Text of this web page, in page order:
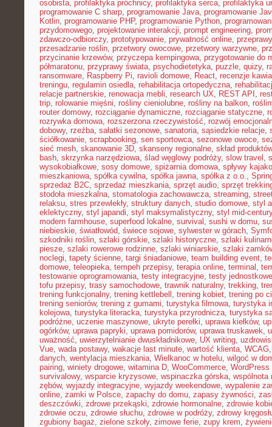
osobista, profilaktyka próchnicy, profilaktyka serca, profilaktyka
programowanie C sharp, programowanie Java, programowanie
Kotlin, programowanie PHP, programowanie Python,
przydomowego, projektowanie interakcji, prompt engineering,
zdawczo-odbiorczy, prototypowanie, prywatność online,
przesadzanie roślin, przetwory owocowe, przetwory warzywne,
przycinanie krzewów, przyczepa kempingowa, przygotowanie do
półmaratonu, przyprawy świata, psychodietetyka, puzzle, quizy,
ransomware, Raspberry Pi, ravioli domowe, React, recenzje
treningu, regulamin osiedla, rehabilitacja ortopedyczna,
relacje partnerskie, renowacja mebli, research UX, REST API ,
trip, rolowanie mięśni, rośliny cieniolubne, rośliny na balkon,
router domowy, rozciąganie dynamiczne, rozciąganie statyczne,
rozrywka domowa, rozszerzona rzeczywistość, rozwój
dobowy, rzeźba, sałatki sezonowe, sanatoria, sąsiedzkie relacje,
ściółkowanie, scrapbooking, sen sportowca, sezonowe owoce,
sieć mesh, skanowanie 3D, skanseny regionalne, skład produktów
bash, skrzynka narzędziowa, ślad węglowy podróży, slow travel ,
wysokobiałkowe, sosy domowe, spiżarnia domowa, spływy
mieszkaniowa, spółka cywilna, spółka jawna, spółka z o.o.,
sprzedaż B2C, sprzedaż mieszkania, sprzęt audio, sprzęt
stodoła mieszkalna, stomatologia zachowawcza, streaming,
relaksu, stres przewlekły, struktury danych, studio domowe, styl
eklektyczny, styl japandi, styl maksymalistyczny, styl mid-century
modern farmhouse, superfood lokalne, survival , sushi w domu,
niebieskie, światłowód, świece sojowe, sylwester w górach,
szkodniki roślin, szlaki górskie, szlaki historyczne, szlaki
piesze, szlaki rowerowe rodzinne, szlaki winiarskie, szlaki
noclegi, tapety ścienne, targi śniadaniowe, team building event,
domowe, teleopieka, tempeh przepisy, terapia online, terminal ,
testowanie oprogramowania, testy integracyjne, testy jednostkowe
tofu przepisy, trasy samochodowe, trawnik naturalny, trekking,
trening funkcjonalny, trening kettlebell , trening kobiet, trening po
trening seniorów, trening z gumami, turystyka filmowa, turystyka
kolejowa, turystyka literacka, turystyka przyrodnicza, turystyka
podróżne, uczenie maszynowe, ukryte perełki, uprawa kiełków,
ogórków, uprawa papryki, uprawa pomidorów, uprawa truskawek,
uważność, uwierzytelnianie dwuskładnikowe, UX writing,
Vue, wada postawy, wakacje last minute, wartość klienta, WCAG
danych, wentylacja mieszkania, Wielkanoc w hotelu, wilgoć w
pairing, winiety drogowe, witamina D, WooCommerce, WordPress
survivalowy, wsparcie kryzysowe, wspinaczka górska, wspólnota
zębów, wyjazdy integracyjne, wyjazdy weekendowe, wypalenie
online, zamki w Polsce, zapachy do domu, zapasy żywności,
deszczówki, zdrowe przekąski, zdrowie hormonalne, zdrowie
zdrowie oczu, zdrowie słuchu, zdrowie w podróży, zdrowy
zgubiony bagaż, zielone szkoły, zimowe ferie, zupy krem,